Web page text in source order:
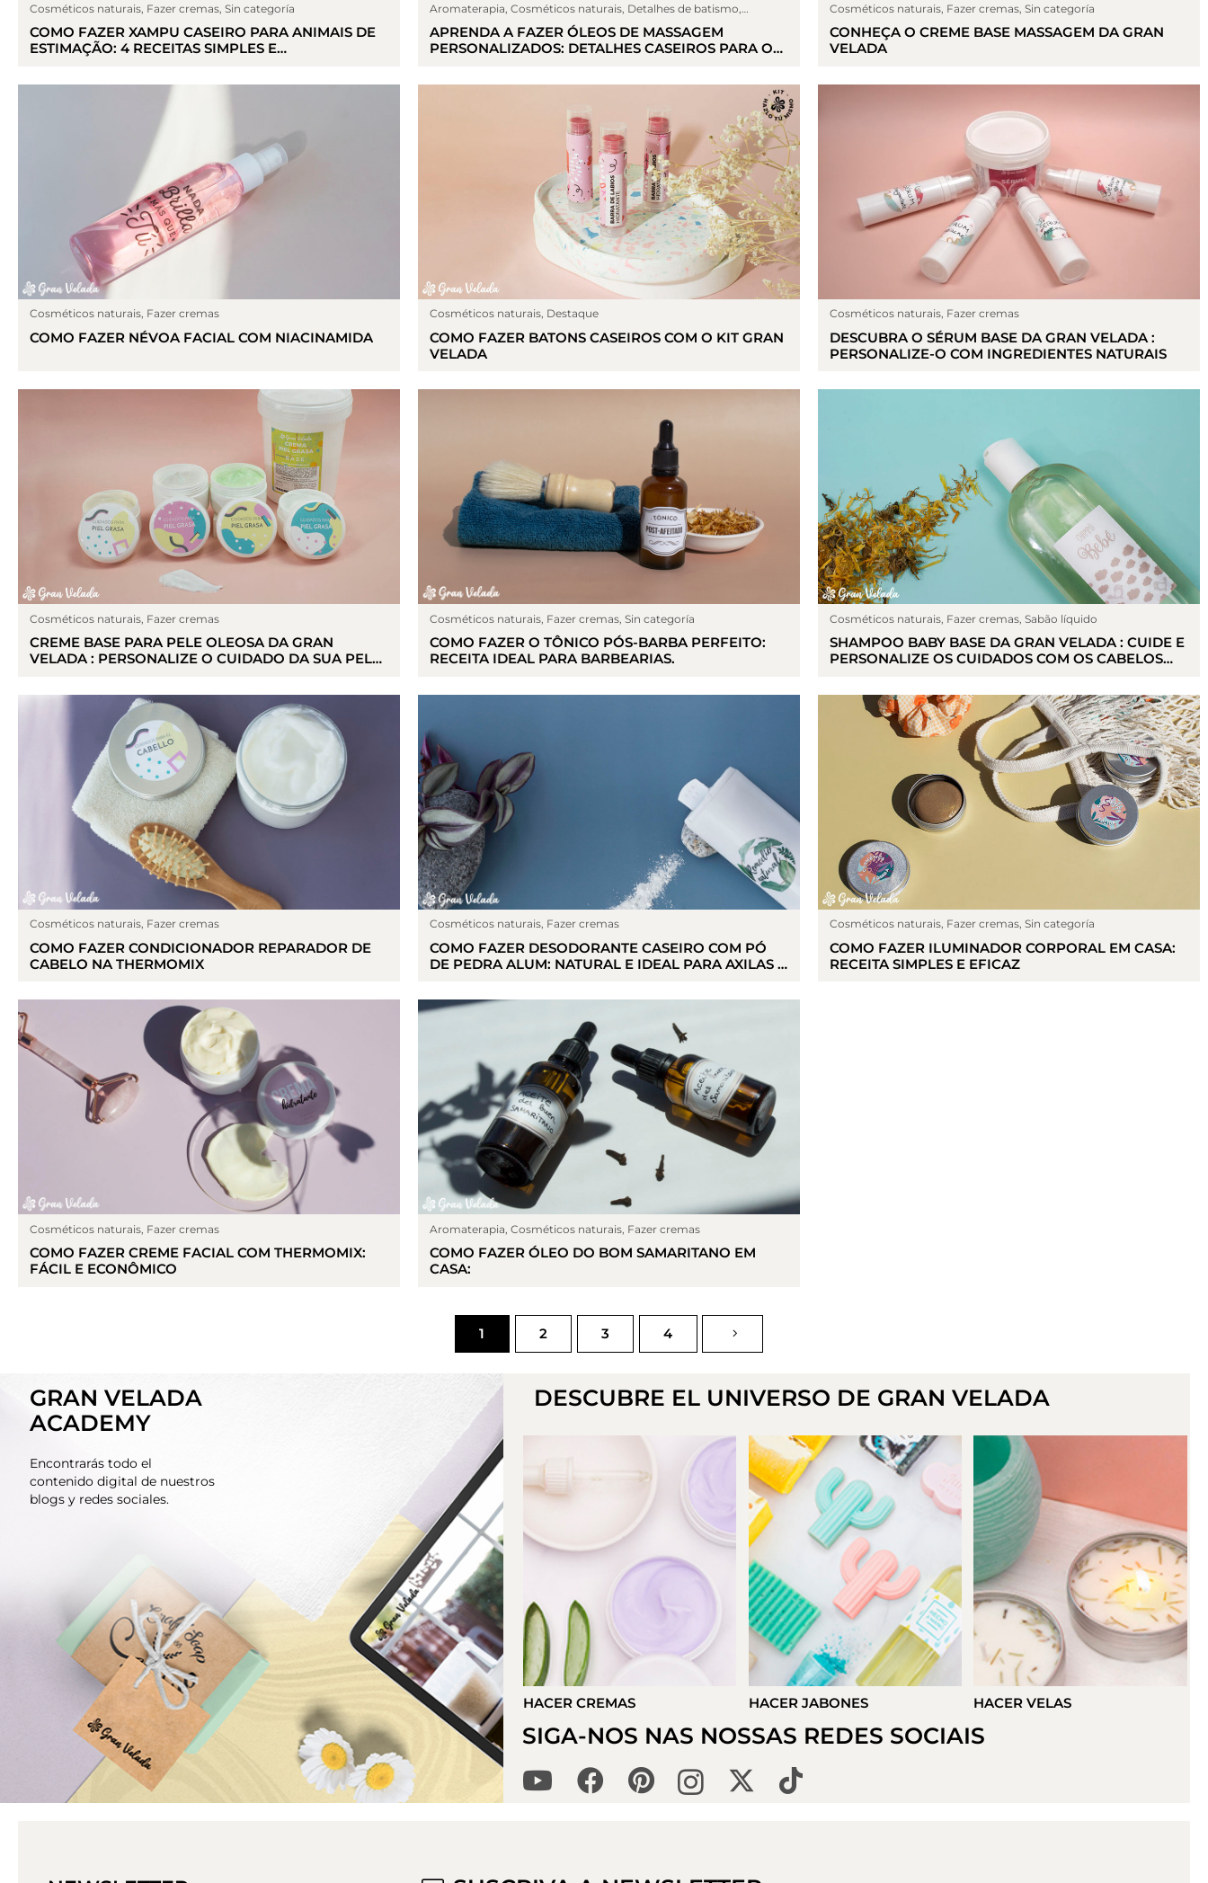
Cosméticos naturais Fazer cremas ,Sin categoría
COMO FAZER XAMPU CASEIRO PARA ANIMAIS DE
ESTIMAÇÃO: 4 RECEITAS SIMPLES E
Aromaterapia ,Cosméticos naturais Detalhes de batismo
Detalhes de comunhão,Detalhes do casamento ,Eventos
detalhes,Fazer cremas,Sin categoría
APRENDA A FAZER ÓLEOS DE MASSAGEM
PERSONALIZADOS: DETALHES CASEIROS PARA OS
Cosméticos naturais Fazer cremas ,Sin categoría
CONHEÇA O CREME BASE MASSAGEM DA GRAN
VELADA
Cosméticos naturais, Fazer cremas
COMO FAZER NÉVOA FACIAL COM NIACINAMIDA
Cosméticos naturais, Destaque
COMO FAZER BATONS CASEIROS COM O KIT GRAN
VELADA
Cosméticos naturais, Fazer cremas
DESCUBRA O SÉRUM BASE DA GRAN VELADA :
PERSONALIZE-O COM INGREDIENTES NATURAIS
Cosméticos naturais Fazer cremas
CREME BASE PARA PELE OLEOSA DA GRAN
VELADA : PERSONALIZE O CUIDADO DA SUA PELE
Cosméticos naturais Fazer cremas ,Sin categoría
COMO FAZER O TÔNICO PÓS-BARBA PERFEITO:
RECEITA IDEAL PARA BARBEARIAS.
Cosméticos naturais Fazer cremas ,Sabão líquido
SHAMPOO BABY BASE DA GRAN VELADA : CUIDE E
PERSONALIZE OS CUIDADOS COM OS CABELOS
Cosméticos naturais, Fazer cremas
COMO FAZER CONDICIONADOR REPARADOR DE
CABELO NA THERMOMIX
Cosméticos naturais, Fazer cremas
COMO FAZER DESODORANTE CASEIRO COM PÓ
DE PEDRA ALUM: NATURAL E IDEAL PARA AXILAS E
Cosméticos naturais, Fazer cremas,Sin categoría
COMO FAZER ILUMINADOR CORPORAL EM CASA:
RECEITA SIMPLES E EFICAZ
Cosméticos naturais, Fazer cremas
COMO FAZER CREME FACIAL COM THERMOMIX:
FÁCIL E ECONÔMICO
Aromaterapia,Cosméticos naturais, Fazer cremas
COMO FAZER ÓLEO DO BOM SAMARITANO EM
CASA:
1 2 3 4
GRAN VELADA
ACADEMY
Encontrarás todo el
contenido digital de nuestros
blogs y redes sociales.
DESCUBRE EL UNIVERSO DE GRAN VELADA
BLOG GRAN VELADA HACER CREMAS HACER JABONES HACER VELAS HACER DETALLES
SIGA-NOS NAS NOSSAS REDES SOCIAIS